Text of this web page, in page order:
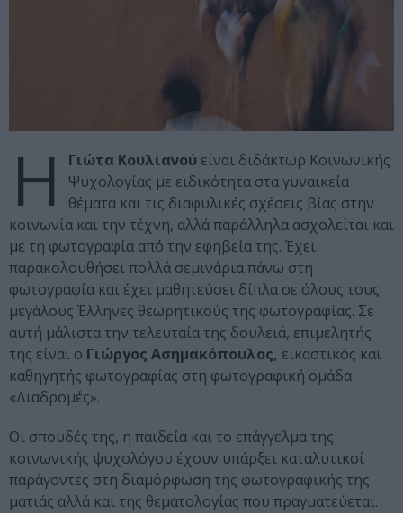
Η Γιώτα Κουλιανού είναι διδάκτωρ Κοινωνικής
Ψυχολογίας με ειδικότητα στα γυναικεία
θέματα και τις διαφυλικές σχέσεις βίας στην
κοινωνία και την τέχνη, αλλά παράλληλα ασχολείται και
με τη φωτογραφία από την εφηβεία της. Έχει
παρακολουθήσει πολλά σεμινάρια πάνω στη
φωτογραφία και έχει μαθητεύσει δίπλα σε όλους τους
μεγάλους Έλληνες θεωρητικούς της φωτογραφίας. Σε
αυτή μάλιστα την τελευταία της δουλειά, επιμελητής
της είναι ο Γιώργος Ασημακόπουλος, εικαστικός και
καθηγητής φωτογραφίας στη φωτογραφική ομάδα
«Διαδρομές».
Οι σπουδές της, η παιδεία και το επάγγελμα της
κοινωνικής ψυχολόγου έχουν υπάρξει καταλυτικοί
παράγοντες στη διαμόρφωση της φωτογραφικής της
ματιάς αλλά και της θεματολογίας που πραγματεύεται.